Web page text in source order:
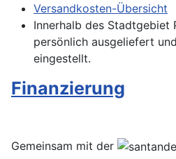
Versandkosten-Übersicht
Innerhalb des Stadtgebiet
persönlich ausgeliefert
eingestellt.
Finanzierung
Gemeinsam mit der